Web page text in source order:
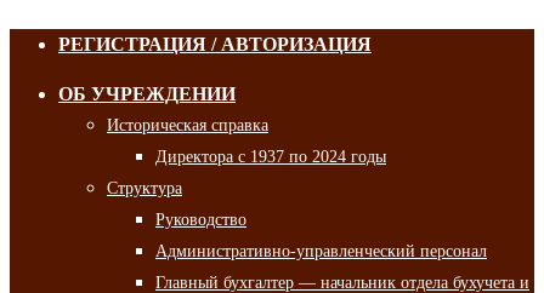
РЕГИСТРАЦИЯ / АВТОРИЗАЦИЯ
ОБ УЧРЕЖДЕНИИ
Историческая справка
Директора с 1937 по 2024 годы
Структура
Руководство
Административно-управленческий персонал
Главный бухгалтер — начальник отдела бухучета и